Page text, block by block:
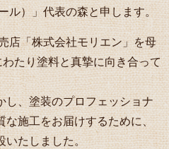
ル）」代表の森と申します。
店「株式会社モリエン」を母
たり塗料と真摯に向き合って
し、塗装のプロフェッショナ
な施工をお届けするために、
いたしました。